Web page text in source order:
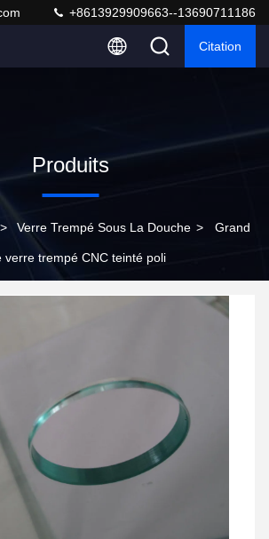
+8613929909663--13690711186
Citation
Produits
> Verre Trempé Sous La Douche > Grand
verre trempé CNC teinté poli